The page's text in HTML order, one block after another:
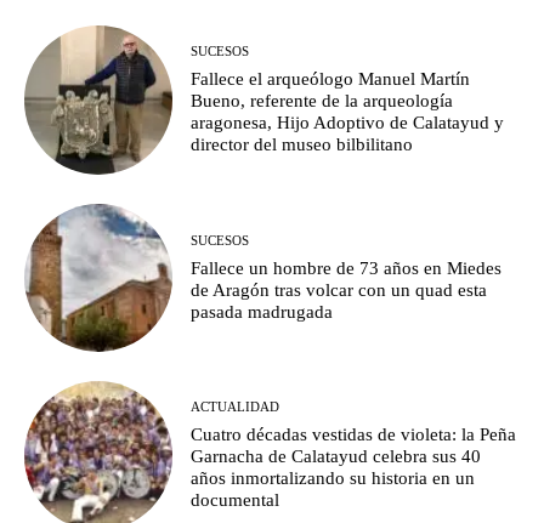
SUCESOS
Fallece el arqueólogo Manuel Martín
Bueno, referente de la arqueología
aragonesa, Hijo Adoptivo de Calatayud y
director del museo bilbilitano
SUCESOS
Fallece un hombre de 73 años en Miedes
de Aragón tras volcar con un quad esta
pasada madrugada
ACTUALIDAD
Cuatro décadas vestidas de violeta: la Peña
Garnacha de Calatayud celebra sus 40
años inmortalizando su historia en un
documental